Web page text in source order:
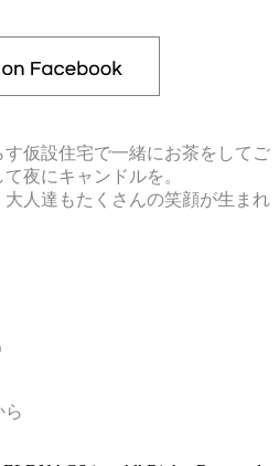
仮設住宅で一緒にお茶をしてご
夜にキャンドルを。
人達もたくさんの笑顔が生まれ
ら